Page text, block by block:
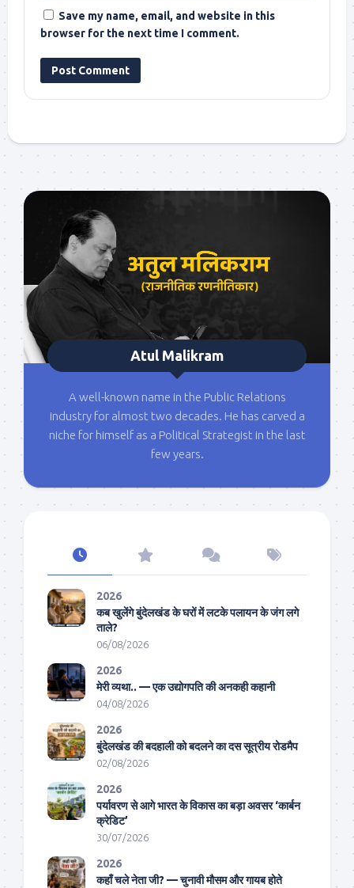
Save my name, email, and website in this
browser for the next time I comment.
Atul Malikram
A well-known name in the Public Relations
industry for almost two decades. He has carved a
niche for himself as a Political Strategist in the last
few years.
2026
कब खुलेंगे बुंदेलखंड के घरों में लटके पलायन के जंग लगे
ताले?
06/08/2026
2026
मेरी व्यथा.. — एक उद्योगपति की अनकही कहानी
04/08/2026
2026
बुंदेलखंड की बदहाली को बदलने का दस सूत्रीय रोडमैप
02/08/2026
2026
पर्यावरण से आगे भारत के विकास का बड़ा अवसर ‘कार्बन
क्रेडिट’
30/07/2026
2026
कहाँ चले नेता जी? — चुनावी मौसम और गायब होते